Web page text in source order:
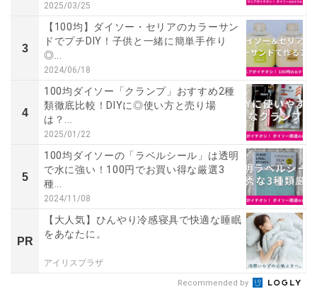
2025/03/25
3
【100均】ダイソー・セリアのカラーサン
ドでプチDIY！子供と一緒に簡単手作り
◎...
2024/06/18
4
100均ダイソー「クランプ」おすすめ2種
類徹底比較！DIYに◎使い方と売り場
は？...
2025/01/22
5
100均ダイソーの「ラベルシール」は透明
で水に強い！100円でお買い得な厳選3
種...
2024/11/08
PR
【大人気】ひんやり冷感寝具で快適な睡眠
をあなたに。
アイリスプラザ
Recommended by